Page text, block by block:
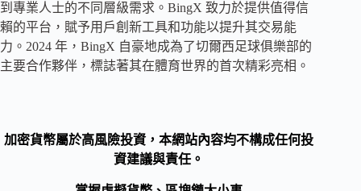
到專業人士的不同層級需求。BingX 致力於提供值得信
賴的平台，賦予用戶創新工具和功能以提升其交易能
力。2024 年，BingX 自豪地成為了切爾西足球俱樂部的
主要合作夥伴，標誌著其在體育世界的首次精彩亮相。
加密貨幣屬於高風險投資，本網站內容均不構成任何投
資建議與責任。